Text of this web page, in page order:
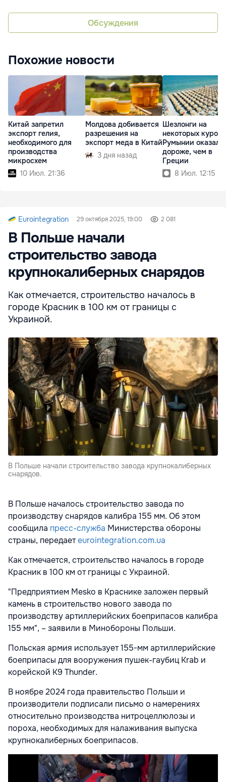
Обсуждения
Похожие новости
Китай запретил
экспорт гелия,
необходимого для
производства
микросхем
10 Июл. 21:36
Молдова добивается
разрешения на
экспорт меда в Китай
3 дня назад
Шезлонги на
некоторых
Румынии
дороже, чем в
Греции
8 Июл. 12:15
Eurointegration 29 октября 2025, 19:00 2 081
В Польше начали
строительство завода
крупнокалиберных снарядов
Как отмечается, строительство началось в
городе Красник в 100 км от границы с
Украиной.
В Польше начали строительство завода крупнокалиберных
снарядов.
В Польше началось строительство завода по
производству снарядов калибра 155 мм. Об этом
сообщила пресс-служба Министерства обороны
страны, передаетeurointegration.com.ua
Как отмечается, строительство началось в городе
Красник в 100 км от границы с Украиной.
"Предприятием Mesko в Краснике заложен первый
камень в строительство нового завода по
производству артиллерийских боеприпасов калибра
155 мм", – заявили в Минобороны Польши.
Польская армия использует 155-мм артиллерийские
боеприпасы для вооружения пушек-гаубиц Krab и
корейской K9 Thunder.
В ноябре 2024 года правительство Польши и
производители подписали письмо о намерениях
относительно производства нитроцеллюлозы и
пороха, необходимых для налаживания выпуска
крупнокалиберных боеприпасов.